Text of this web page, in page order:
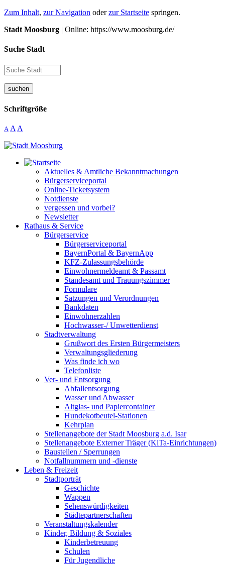
Zum Inhalt, zur Navigation oderzur Startseite springen.
Stadt Moosburg | Online: https://www.moosburg.de/
Suche Stadt
suchen
Schriftgröße
A A A
Aktuelles & Amtliche Bekanntmachungen
Bürgerserviceportal
Online-Ticketsystem
Notdienste
vergessen und vorbei?
Newsletter
Rathaus & Service
Bürgerservice
Bürgerserviceportal
BayernPortal & BayernApp
KFZ-Zulassungsbehörde
Einwohnermeldeamt & Passamt
Standesamt und Trauungszimmer
Formulare
Satzungen und Verordnungen
Bankdaten
Einwohnerzahlen
Hochwasser-/ Unwetterdienst
Stadtverwaltung
Grußwort des Ersten Bürgermeisters
Verwaltungsgliederung
Was finde ich wo
Telefonliste
Ver- und Entsorgung
Abfallentsorgung
Wasser und Abwasser
Altglas- und Papiercontainer
Hundekotbeutel-Stationen
Kehrplan
Stellenangebote der Stadt Moosburg a.d. Isar
Stellenangebote Externer Träger (KiTa-Einrichtungen)
Baustellen / Sperrungen
Notfallnummern und -dienste
Leben & Freizeit
Stadtporträt
Geschichte
Wappen
Sehenswürdigkeiten
Städtepartnerschaften
Veranstaltungskalender
Kinder, Bildung & Soziales
Kinderbetreuung
Schulen
Für Jugendliche